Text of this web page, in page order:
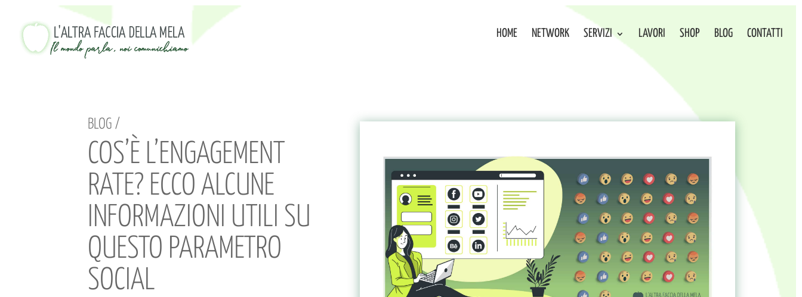
HOME NETWORK SERVIZI LAVORI SHOP BLOG CONTATTI
BLOG /
COS’È L’ENGAGEMENT
RATE? ECCO ALCUNE
INFORMAZIONI UTILI SU
QUESTO PARAMETRO
SOCIAL